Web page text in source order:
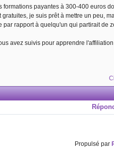
formations payantes à 300-400 euros
je suis prêt à mettre un peu,
par rapport à quelqu'un qui partirait de
avez suivis pour apprendre l'affiliation
Propulsé par